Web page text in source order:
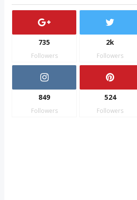
2k
Followers
735
Followers
524
Followers
849
Followers